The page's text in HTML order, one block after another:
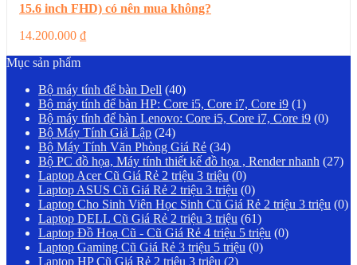
15.6 inch FHD) có nên mua không?
14.200.000 ₫
Mục sản phẩm
Bộ máy tính để bàn Dell (40)
Bộ máy tính để bàn HP: Core i5, Core i7, Core i9 (1)
Bộ máy tính để bàn Lenovo: Core i5, Core i7, Core i9 (0)
Bộ Máy Tính Giả Lập (24)
Bộ Máy Tính Văn Phòng Giá Rẻ (34)
Bộ PC đồ họa, Máy tính thiết kế đồ họa , Render nhanh (27)
Laptop Acer Cũ Giá Rẻ 2 triệu 3 triệu (0)
Laptop ASUS Cũ Giá Rẻ 2 triệu 3 triệu (0)
Laptop Cho Sinh Viên Học Sinh Cũ Giá Rẻ 2 triệu 3 triệu (0)
Laptop DELL Cũ Giá Rẻ 2 triệu 3 triệu (61)
Laptop Đồ Hoạ Cũ - Cũ Giá Rẻ 4 triệu 5 triệu (0)
Laptop Gaming Cũ Giá Rẻ 3 triệu 5 triệu (0)
Laptop HP Cũ Giá Rẻ 2 triệu 3 triệu (2)